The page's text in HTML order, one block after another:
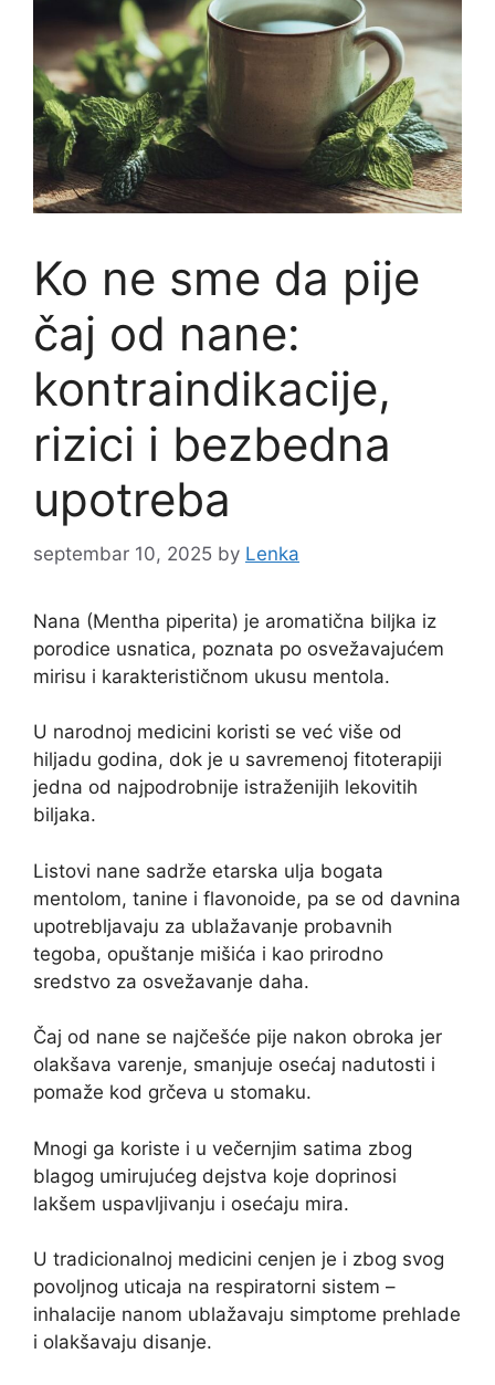
Ko ne sme da pije
čaj od nane:
kontraindikacije,
rizici i bezbedna
upotreba
septembar 10, 2025 by Lenka
Nana (Mentha piperita) je aromatična biljka iz
porodice usnatica, poznata po osvežavajućem
mirisu i karakterističnom ukusu mentola.
U narodnoj medicini koristi se već više od
hiljadu godina, dok je u savremenoj fitoterapiji
jedna od najpodrobnije istraženijih lekovitih
biljaka.
Listovi nane sadrže etarska ulja bogata
mentolom, tanine i flavonoide, pa se od davnina
upotrebljavaju za ublažavanje probavnih
tegoba, opuštanje mišića i kao prirodno
sredstvo za osvežavanje daha.
Čaj od nane se najčešće pije nakon obroka jer
olakšava varenje, smanjuje osećaj nadutosti i
pomaže kod grčeva u stomaku.
Mnogi ga koriste i u večernjim satima zbog
blagog umirujućeg dejstva koje doprinosi
lakšem uspavljivanju i osećaju mira.
U tradicionalnoj medicini cenjen je i zbog svog
povoljnog uticaja na respiratorni sistem –
inhalacije nanom ublažavaju simptome prehlade
i olakšavaju disanje.